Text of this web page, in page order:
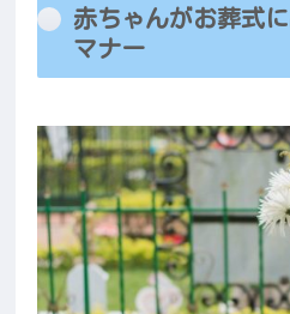
赤ちゃんがお葬式
マナー